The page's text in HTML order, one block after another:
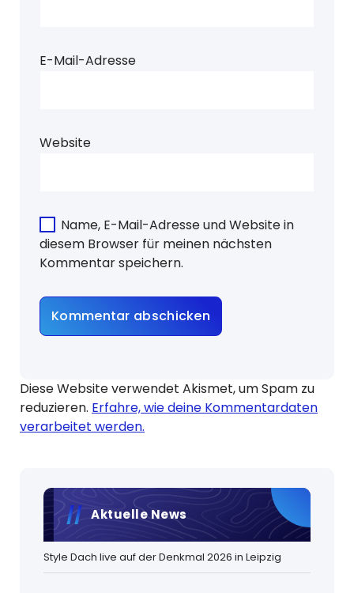
E-Mail-Adresse
Website
Name, E-Mail-Adresse und Website in
diesem Browser für meinen nächsten
Kommentar speichern.
Diese Website verwendet Akismet, um Spam zu
reduzieren. Erfahre, wie deine Kommentardaten
verarbeitet werden.
Aktuelle News
Style Dach live auf der Denkmal 2026 in Leipzig